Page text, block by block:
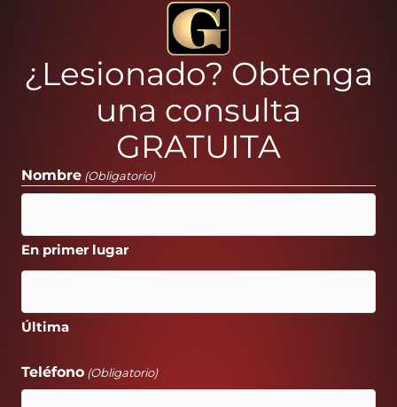
¿Lesionado? Obtenga
una consulta
GRATUITA
Nombre (Obligatorio)
En primer lugar
Última
Teléfono (Obligatorio)